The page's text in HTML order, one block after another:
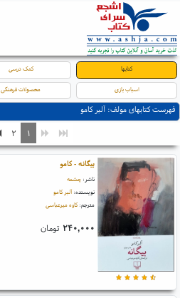
کتابها کمک درسی
اسباب بازی محصولات فرهنگی
فهرست کتابهای مولف: آلبر کامو
۱ ۲
بیگانه - کامو
ناشر: چشمه
نویسنده: آلبر کامو
مترجم: کاوه میرعباسی
۲۴۰,۰۰۰ تومان